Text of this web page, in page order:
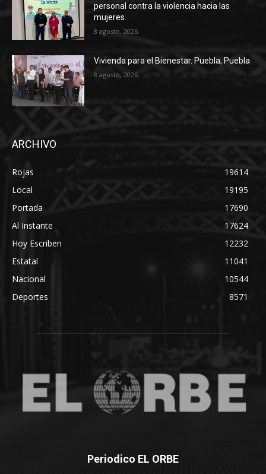
personal contra la violencia hacia las
mujeres.
8 agosto, 2026
Vivienda para el Bienestar. Puebla, Puebla
8 agosto, 2026
ARCHIVO
Rojas
19614
Local
19195
Portada
17690
Al Instante
17624
Hoy Escriben
12232
Estatal
11041
Nacional
10544
Deportes
8571
Periodico EL ORBE